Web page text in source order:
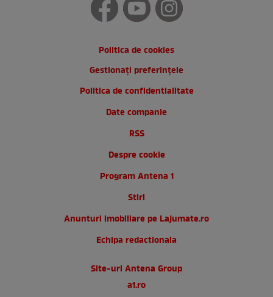
Politica de cookies
Gestionați preferințele
Politica de confidentialitate
Date companie
RSS
Despre cookie
Program Antena 1
Stiri
Anunturi imobiliare pe Lajumate.ro
Echipa redactionala
Site-uri Antena Group
a1.ro